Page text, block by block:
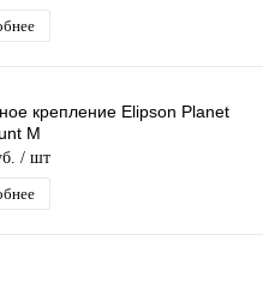
крепление Elipson Planet
M
/ шт